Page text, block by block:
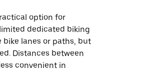
option for
dedicated biking
bike lanes or paths, but
Distances between
convenient in